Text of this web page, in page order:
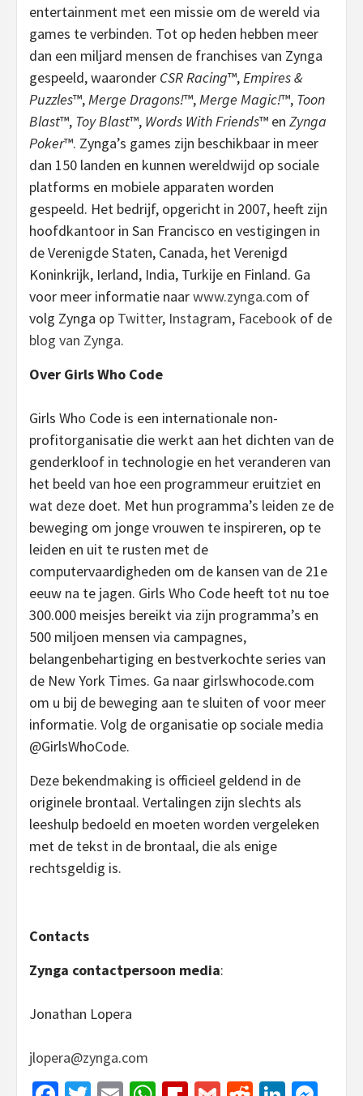
entertainment met een missie om de wereld via
games te verbinden. Tot op heden hebben meer
dan een miljard mensen de franchises van Zynga
gespeeld, waaronder CSR Racing™,Empires &
Puzzles™,Merge Dragons!™,Merge Magic!™, Toon
Blast™, Toy Blast™, Words With Friends™ en Zynga
Poker™. Zynga’s games zijn beschikbaar in meer
dan 150 landen en kunnen wereldwijd op sociale
platforms en mobiele apparaten worden
gespeeld. Het bedrijf, opgericht in 2007, heeft zijn
hoofdkantoor in San Francisco en vestigingen in
de Verenigde Staten, Canada, het Verenigd
Koninkrijk, Ierland, India, Turkije en Finland. Ga
voor meer informatie naarwww.zynga.com of
volg Zynga op Twitter, Instagram, Facebook of de
blog van Zynga.
Over Girls Who Code
Girls Who Code is een internationale non-
profitorganisatie die werkt aan het dichten van de
genderkloof in technologie en het veranderen van
het beeld van hoe een programmeur eruitziet en
wat deze doet. Met hun programma’s leiden ze de
beweging om jonge vrouwen te inspireren, op te
leiden en uit te rusten met de
computervaardigheden om de kansen van de 21e
eeuw na te jagen. Girls Who Code heeft tot nu toe
300.000 meisjes bereikt via zijn programma’s en
500 miljoen mensen via campagnes,
belangenbehartiging en bestverkochte series van
de New York Times. Ga naar girlswhocode.com
om u bij de beweging aan te sluiten of voor meer
informatie. Volg de organisatie op sociale media
@GirlsWhoCode.
Deze bekendmaking is officieel geldend in de
originele brontaal. Vertalingen zijn slechts als
leeshulp bedoeld en moeten worden vergeleken
met de tekst in de brontaal, die als enige
rechtsgeldig is.
Contacts
Zynga contactpersoon media:
Jonathan Lopera
jlopera@zynga.com